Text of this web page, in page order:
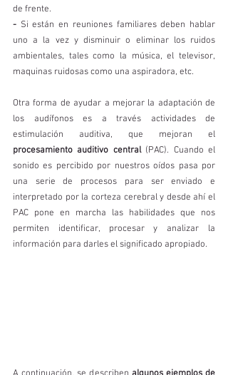
de frente.
- Si están en reuniones familiares deben hablar
uno a la vez y disminuir o eliminar los ruidos
ambientales, tales como la música, el televisor,
maquinas ruidosas como una aspiradora, etc.
Otra forma de ayudar a mejorar la adaptación de
los audífonos es a través actividades de
procesamiento auditivo central (PAC). Cuando el
sonido es percibido por nuestros oídos pasa por
una serie de procesos para ser enviado e
interpretado por la corteza cerebral y desde ahí el
PAC pone en marcha las habilidades que nos
permiten identificar, procesar y analizar la
información para darles el significado apropiado.